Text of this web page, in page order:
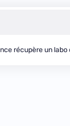
récupère un labo